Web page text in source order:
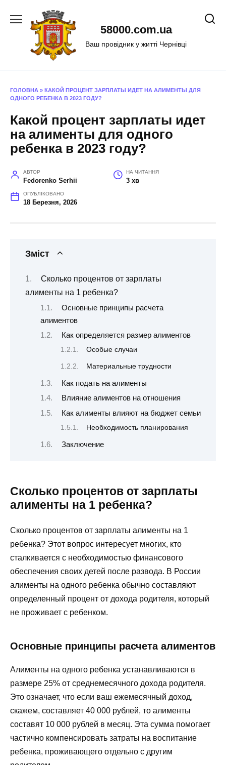
58000.com.ua
Ваш провідник у житті Чернівці
ГОЛОВНА » КАКОЙ ПРОЦЕНТ ЗАРПЛАТЫ ИДЕТ НА АЛИМЕНТЫ ДЛЯ
ОДНОГО РЕБЕНКА В 2023 ГОДУ?
Какой процент зарплаты идет
на алименты для одного
ребенка в 2023 году?
АВТОР
Fedorenko Serhii
НА ЧИТАННЯ
3 хв
ОПУБЛІКОВАНО
18 Березня, 2026
Зміст
Сколько процентов от зарплаты
алименты на 1 ребенка?
Основные принципы расчета
алиментов
Как определяется размер алиментов
Особые случаи
Материальные трудности
Как подать на алименты
Влияние алиментов на отношения
Как алименты влияют на бюджет семьи
Необходимость планирования
Заключение
Сколько процентов от зарплаты
алименты на 1 ребенка?
Сколько процентов от зарплаты алименты на 1
ребенка? Этот вопрос интересует многих, кто
сталкивается с необходимостью финансового
обеспечения своих детей после развода. В России
алименты на одного ребенка обычно составляют
определенный процент от дохода родителя, который
не проживает с ребенком.
Основные принципы расчета алиментов
Алименты на одного ребенка устанавливаются в
размере 25% от среднемесячного дохода родителя.
Это означает, что если ваш ежемесячный доход,
скажем, составляет 40 000 рублей, то алименты
составят 10 000 рублей в месяц. Эта сумма помогает
частично компенсировать затраты на воспитание
ребенка, проживающего отдельно с другим